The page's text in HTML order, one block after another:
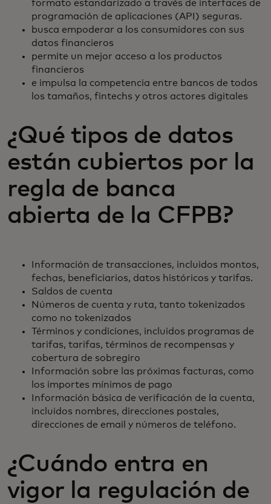
formato estandarizado a través de interfaces de
programación de aplicaciones (API) seguras.
busca empoderar a los consumidores con sus
datos financieros
permite un mejor acceso a los productos
financieros
e impulsa la competencia entre bancos de todos
los tamaños, fintechs y otros actores digitales
¿Qué tipos de datos
están cubiertos por la
regla de banca
abierta de la CFPB?
Información de transacciones, incluidos montos,
fechas, beneficiarios, datos históricos y tarifas.
Saldos de cuenta
Números de cuenta y ruta, tanto tokenizados
como no tokenizados
Términos y condiciones, incluidos programas de
tarifas, tarifas, términos de recompensas y
cobertura de sobregiro
Información sobre las próximas facturas, como
los importes mínimos de pago
Información básica de verificación de la cuenta,
incluidos nombres, direcciones postales,
direcciones de email y números de teléfono.
¿Cuándo entra en
vigor la regulación de